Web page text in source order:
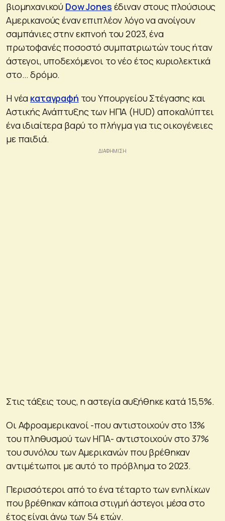
βιομηχανικού Dow Jones έδιναν στους πλούσιους
Αμερικανούς έναν επιπλέον λόγο να ανοίγουν
σαμπάνιες στην εκπνοή του 2023, ένα
πρωτοφανές ποσοστό συμπατριωτών τους ήταν
άστεγοι, υποδεχόμενοι το νέο έτος κυριολεκτικά
στο… δρόμο.
Η νέα καταγραφή του Υπουργείου Στέγασης και
Αστικής Ανάπτυξης των ΗΠΑ (HUD) αποκαλύπτει
ένα ιδιαίτερα βαρύ το πλήγμα για τις οικογένειες
με παιδιά.
Στις τάξεις τους, η αστεγία αυξήθηκε κατά 15,5%.
Οι Αφροαμερικανοί -που αντιστοιχούν στο 13%
του πληθυσμού των ΗΠΑ- αντιστοιχούν στο 37%
του συνόλου των Αμερικανών που βρέθηκαν
αντιμέτωποι με αυτό το πρόβλημα το 2023.
Περισσότεροι από το ένα τέταρτο των ενηλίκων
που βρέθηκαν κάποια στιγμή άστεγοι μέσα στο
έτος είναι άνω των 54 ετών.